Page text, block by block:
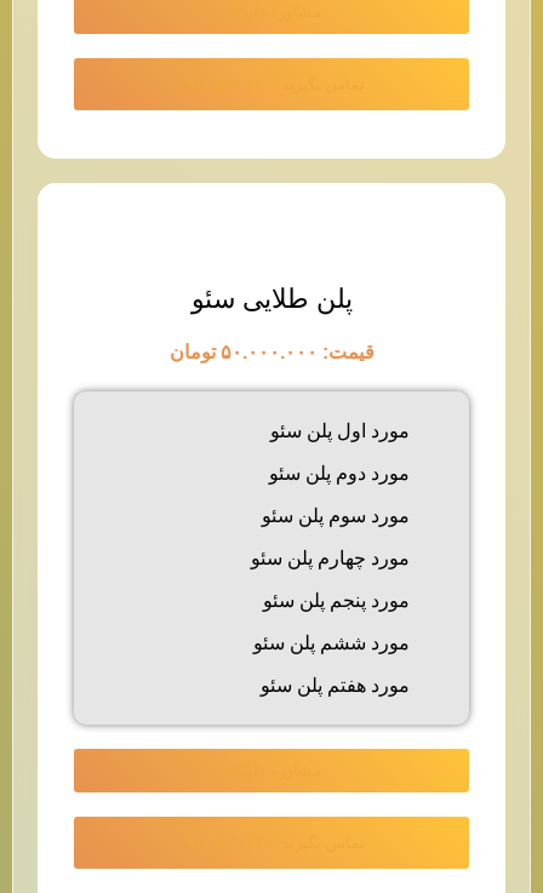
پلن طلایی سئو
قیمت: ۵۰.۰۰۰.۰۰۰ تومان
مورد اول پلن سئو
مورد دوم پلن سئو
مورد سوم پلن سئو
مورد چهارم پلن سئو
مورد پنجم پلن سئو
مورد ششم پلن سئو
مورد هفتم پلن سئو